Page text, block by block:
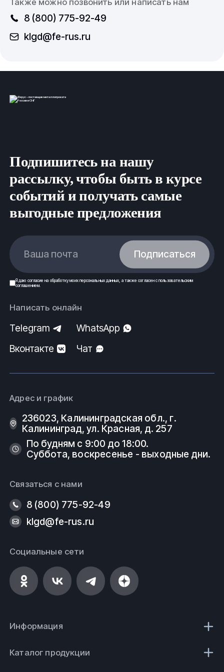
Также можно позвонить или написать нам
8 (800) 775-92-49
klgd@fe-rus.ru
Подпишитесь на нашу
рассылку, чтобы быть в курсе
событий и получать самые
выгодные предложения
Ваша почта Подписаться
Я даю согласие на обработку моих персональных данных, а также согласен спользовательским
соглашением.
Написать онлайн
Telegram
WhatsApp
Вконтакте
Чат
Адрес и график
236023, Калининградская обл., г.
Калининград, ул. Красная, д. 257
По будням с 9:00 до 18:00.
Суббота, воскресенье - выходные дни.
Связаться с нами
8 (800) 775-92-49
klgd@fe-rus.ru
Социальные сети
Информация
Каталог продукции